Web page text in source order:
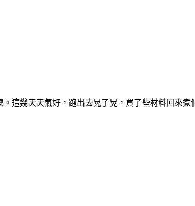
這幾天天氣好，跑出去晃了晃，買了些材料回來煮